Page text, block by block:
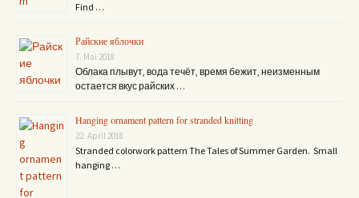
Find …
Райские яблочки
7. Mai 2018
Облака плывут, вода течёт, время бежит, неизменным
остается вкус райских …
Hanging ornament pattern for stranded knitting
22. April 2018
Stranded colorwork pattern The Tales of Summer Garden. Small
hanging …